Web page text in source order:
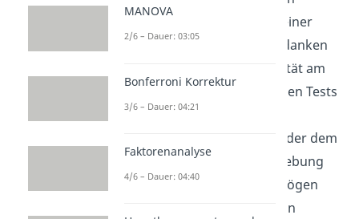
während der Durchführung einer
Ergebung muss man sich Gedanken
machen, wie man die Reliabilität am
besten sichern will, da bei vielen Tests
wie zum Beispiel der
oder dem
Paralleltest bereits in der Erhebung
eingegriffen wird und Fragebögen
gezielt auf die Feststellung von
MANOVA
2/6 – Dauer: 03:05
Bonferroni Korrektur
3/6 – Dauer: 04:21
Faktorenanalyse
4/6 – Dauer: 04:40